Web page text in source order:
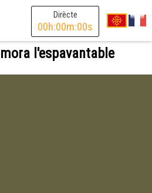
Dirècte
00h:00m:00s
l'espavantable